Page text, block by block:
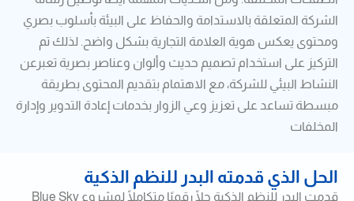
الشركة المتعلقة بالاستدامة والحفاظ على البيئة بأسلوب بصري
ومحتوى يعكس هوية العلامة التجارية بشكل واضح. لذلك تم
التركيز على استخدام تصميم حديث وألوان وعناصر بصرية تعبرعن
النشاط البيئي للشركة، مع الاهتمام بتقديم المحتوى بطريقة
مبسطة تساعد على تعزيز وعي الزوار بخدمات إعادة التدوير وإدارة
المخلفات
الحل الذي قدمته البدر للنظم الذكية
قدمت البدر للنظم الذكية حلًا رقميًا متكاملًا لمشروع Blue Sky